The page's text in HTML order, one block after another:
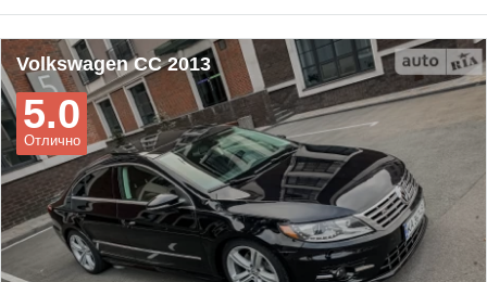
якою усі лякають, працює як часи, без претензій.
Volkswagen CC 2013
Отлично
5.0